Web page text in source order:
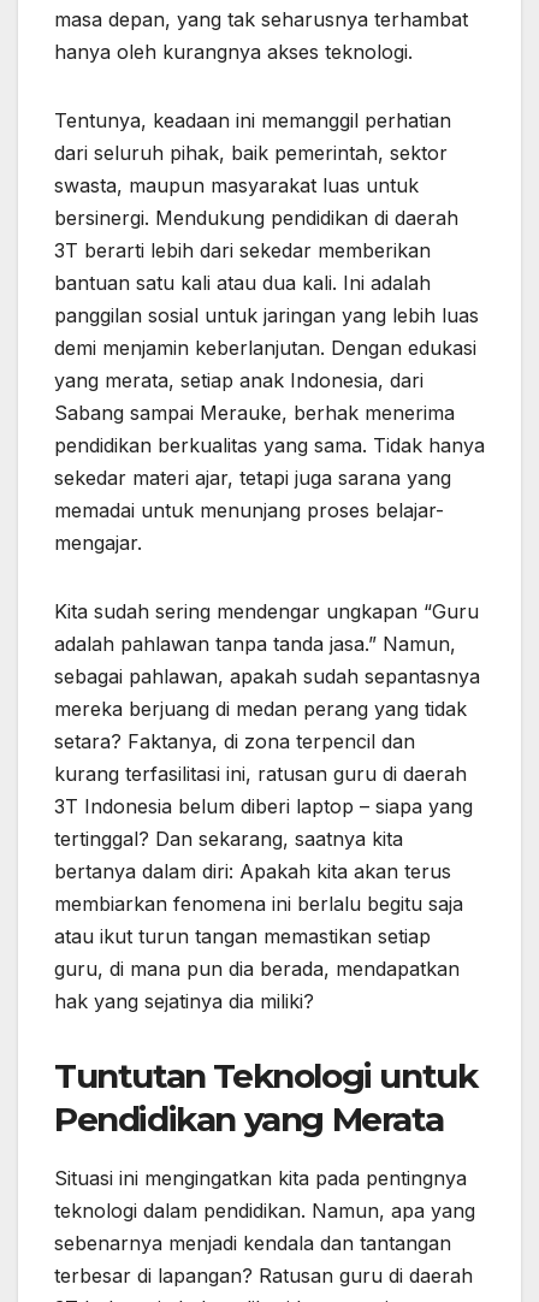
masa depan, yang tak seharusnya terhambat
hanya oleh kurangnya akses teknologi.
Tentunya, keadaan ini memanggil perhatian
dari seluruh pihak, baik pemerintah, sektor
swasta, maupun masyarakat luas untuk
bersinergi. Mendukung pendidikan di daerah
3T berarti lebih dari sekedar memberikan
bantuan satu kali atau dua kali. Ini adalah
panggilan sosial untuk jaringan yang lebih luas
demi menjamin keberlanjutan. Dengan edukasi
yang merata, setiap anak Indonesia, dari
Sabang sampai Merauke, berhak menerima
pendidikan berkualitas yang sama. Tidak hanya
sekedar materi ajar, tetapi juga sarana yang
memadai untuk menunjang proses belajar-
mengajar.
Kita sudah sering mendengar ungkapan “Guru
adalah pahlawan tanpa tanda jasa.” Namun,
sebagai pahlawan, apakah sudah sepantasnya
mereka berjuang di medan perang yang tidak
setara? Faktanya, di zona terpencil dan
kurang terfasilitasi ini, ratusan guru di daerah
3T Indonesia belum diberi laptop – siapa yang
tertinggal? Dan sekarang, saatnya kita
bertanya dalam diri: Apakah kita akan terus
membiarkan fenomena ini berlalu begitu saja
atau ikut turun tangan memastikan setiap
guru, di mana pun dia berada, mendapatkan
hak yang sejatinya dia miliki?
Tuntutan Teknologi untuk
Pendidikan yang Merata
Situasi ini mengingatkan kita pada pentingnya
teknologi dalam pendidikan. Namun, apa yang
sebenarnya menjadi kendala dan tantangan
terbesar di lapangan? Ratusan guru di daerah